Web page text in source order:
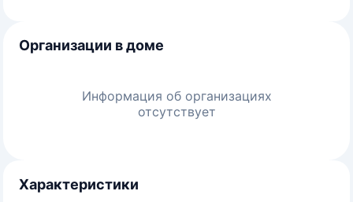
Организации в доме
Информация об организациях
отсутствует
Характеристики